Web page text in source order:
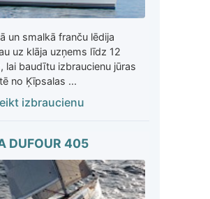
un smalkā franču lēdija
uz klāja uzņems līdz 12
lai baudītu izbraucienu jūras
no Ķīpsalas ...
izbraucienu
DUFOUR 405